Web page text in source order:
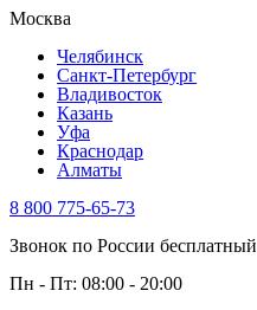
Москва
Челябинск
Санкт-Петербург
Владивосток
Казань
Уфа
Краснодар
Алматы
8 800 775-65-73
Звонок по России бесплатный
Пн - Пт: 08:00 - 20:00